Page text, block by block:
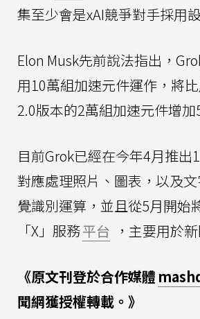
集至少會是xAI競爭對手採用
Elon Musk先前說法指出，
用10萬組加速元件運作，將
2.0版本的2萬組加速元件增加
目前Grok已經在今年4月推出
對應處理照片、圖表，以及
覺識別運算，並且從5月開始
「X」服務平台 ，主要用於
《原文刊登於合作媒體
聞網獲授權轉載。》